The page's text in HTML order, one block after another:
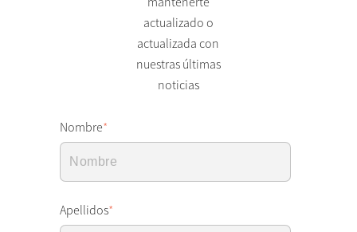
actualizado o
actualizada con
nuestras últimas
noticias
Nombre*
Apellidos*